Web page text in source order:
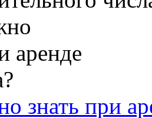
знать при